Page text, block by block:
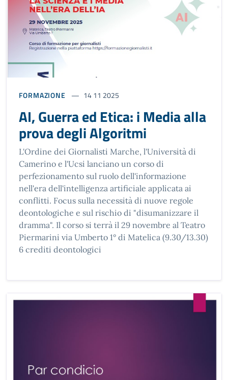
FORMAZIONE 14 11 2025
AI, Guerra ed Etica: i Media alla
prova degli Algoritmi
L'Ordine dei Giornalisti Marche, l'Università di
Camerino e l'Ucsi lanciano un corso di
perfezionamento sul ruolo dell'informazione
nell'era dell'intelligenza artificiale applicata ai
conflitti. Focus sulla necessità di nuove regole
deontologiche e sul rischio di "disumanizzare il
dramma". Il corso si terrà il 29 novembre al Teatro
Piermarini via Umberto 1° di Matelica (9.30/13.30)
6 crediti deontologici